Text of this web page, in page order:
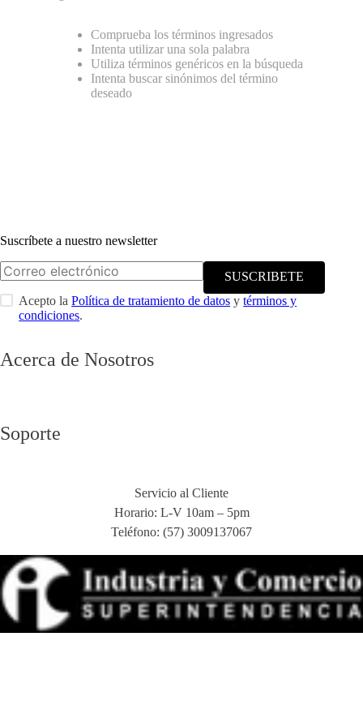
Comprueba los términos ingresados
Intenta utilizar una sola palabra
Utiliza términos genéricos en la búsqueda
Intenta buscar sinónimos del término
deseado
Suscríbete a nuestro newsletter
SUSCRIBETE
Acepto laPolítica de tratamiento de datos ytérminos y
condiciones.
Acerca de Nosotros
Soporte
Servicio al Cliente
Horario: L-V 10am – 5pm
Teléfono: (57) 3009137067